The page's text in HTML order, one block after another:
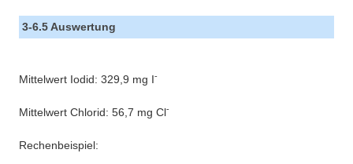
3-6.5 Auswertung
Mittelwert Iodid: 329,9 mg I-
Mittelwert Chlorid: 56,7 mg Cl-
Rechenbeispiel: